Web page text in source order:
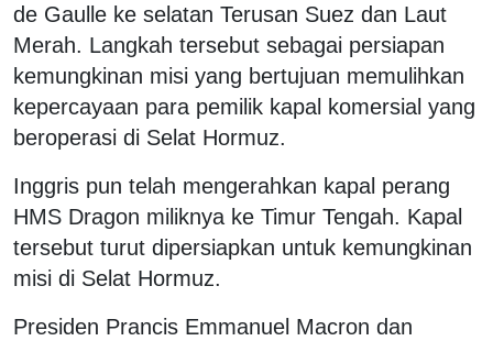
de Gaulle ke selatan Terusan Suez dan Laut
Merah. Langkah tersebut sebagai persiapan
kemungkinan misi yang bertujuan memulihkan
kepercayaan para pemilik kapal komersial yang
beroperasi di Selat Hormuz.
Inggris pun telah mengerahkan kapal perang
HMS Dragon miliknya ke Timur Tengah. Kapal
tersebut turut dipersiapkan untuk kemungkinan
misi di Selat Hormuz.
Presiden Prancis Emmanuel Macron dan